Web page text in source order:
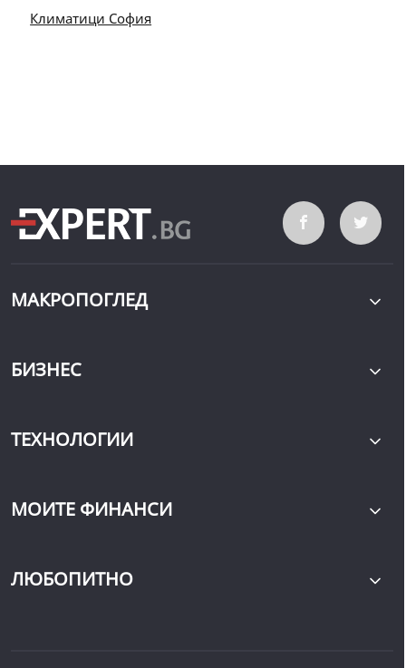
Климатици София
МАКРОПОГЛЕД
БИЗНЕС
ТЕХНОЛОГИИ
МОИТЕ ФИНАНСИ
ЛЮБОПИТНО